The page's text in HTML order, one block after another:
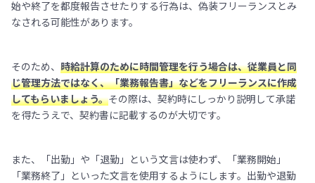
始や終了を都度報告させたりする行為は、偽装フリーランスとみ
なされる可能性があります。
そのため、 時給計算のために時間管理を行う場合は、従業員と同
じ管理方法ではなく、「業務報告書」などをフリーランスに作成
してもらいましょう。その際は、契約時にしっかり説明して承諾
を得たうえで、契約書に記載するのが大切です。
また、「出勤」や「退勤」という文言は使わず、「業務開始」
「業務終了」といった文言を使用するようにします。出勤や退勤